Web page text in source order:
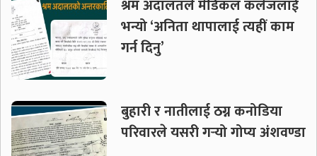
श्रम अदालतले मेडिकल कलेजलाई
भन्यो ‘अनिता थापालाई त्यहीं काम
गर्न दिनु’
बुहारी र नातीलाई ठग्न कनोडिया
परिवारले यसरी गर्‍यो गोप्य अंशवण्डा